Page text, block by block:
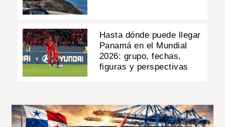
Hasta dónde puede llegar
Panamá en el Mundial
2026: grupo, fechas,
figuras y perspectivas